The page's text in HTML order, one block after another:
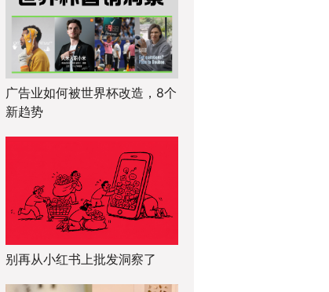
广告业如何被世界杯改造，8个
新趋势
别再从小红书上批发洞察了